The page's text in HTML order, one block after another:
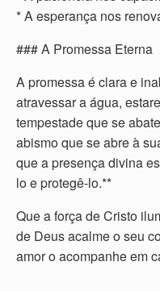
* A esperança nos
### A Promessa Eterna
A promessa é clara e
atravessar a água,
tempestade que se
abismo que se abre à
que a presença divina
lo e protegê-lo.**
Que a força de Cristo
de Deus acalme o seu
amor o acompanhe em